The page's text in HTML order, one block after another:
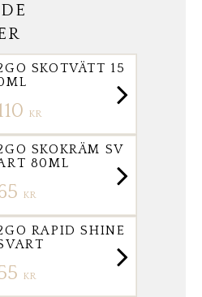
SKOTVÄTT 15
KR
SKOKRÄM SV
80ML
KR
RAPID SHINE
KR